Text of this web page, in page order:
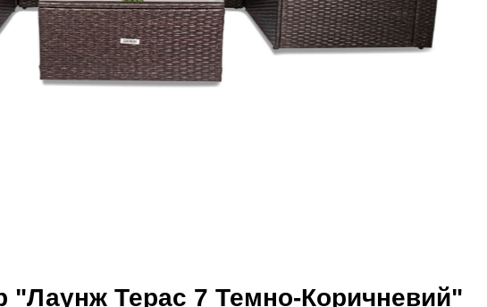
"Лаунж Терас 7 Темно-Коричневий"